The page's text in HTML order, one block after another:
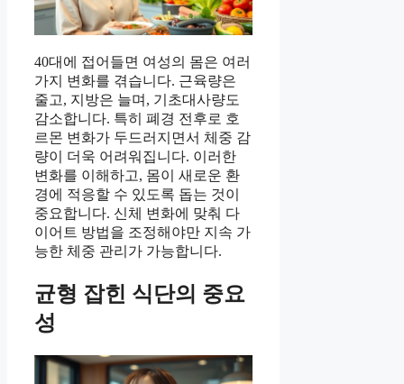
40대에 접어들면 여성의 몸은 여러
가지 변화를 겪습니다. 근육량은
줄고, 지방은 늘며, 기초대사량도
감소합니다. 특히 폐경 전후로 호
르몬 변화가 두드러지면서 체중 감
량이 더욱 어려워집니다. 이러한
변화를 이해하고, 몸이 새로운 환
경에 적응할 수 있도록 돕는 것이
중요합니다. 신체 변화에 맞춰 다
이어트 방법을 조정해야만 지속 가
능한 체중 관리가 가능합니다.
균형 잡힌 식단의 중요
성